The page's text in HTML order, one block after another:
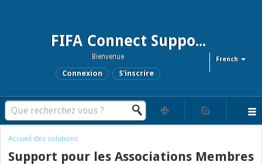
FIFA Connect Support and FCMS Support
French
Bienvenue
Connexion S'inscrire
Accueil des solutions
Support pour les Associations Membres